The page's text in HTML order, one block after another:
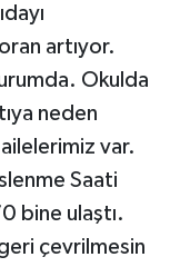
artıyor.
Okulda
neden
var.
Saati
bine ulaştı.
çevrilmesin